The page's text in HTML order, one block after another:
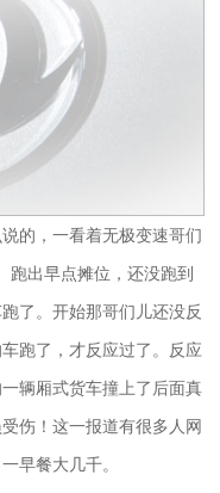
的，一看着无极变速哥们
跑出早点摊位，还没跑到
了。开始那哥们儿还没反
跑了，才反应过了。反应
辆厢式货车撞上了后面真
伤！这一报道有很多人网
早餐大几千。